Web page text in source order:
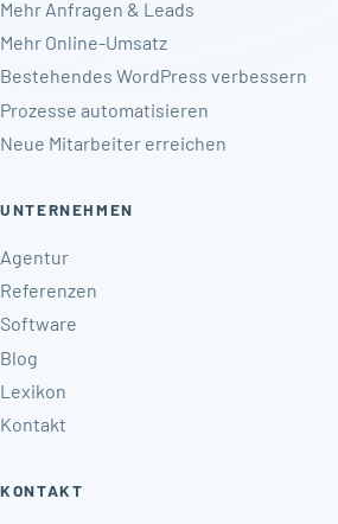
Mehr Anfragen & Leads
Mehr Online-Umsatz
Bestehendes WordPress verbessern
Prozesse automatisieren
Neue Mitarbeiter erreichen
UNTERNEHMEN
Agentur
Referenzen
Software
Blog
Lexikon
Kontakt
KONTAKT